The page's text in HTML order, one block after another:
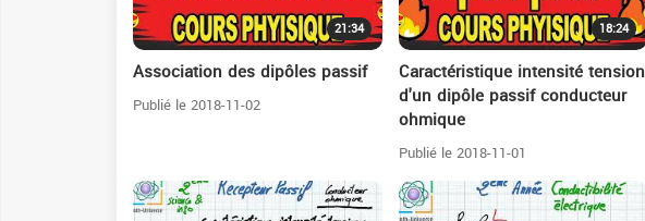
21:34
Association des dipôles passif
Publié le 2018-11-02
18:24
Caractéristique intensité tension
d'un dipôle passif conducteur
ohmique
Publié le 2018-11-01